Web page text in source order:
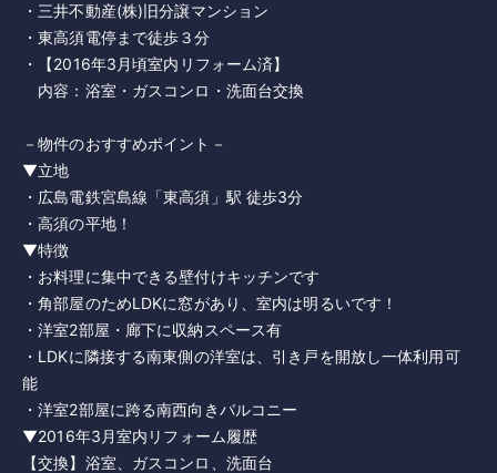
・三井不動産(株)旧分譲マンション
・東高須電停まで徒歩３分
・【2016年3月頃室内リフォーム済】
内容：浴室・ガスコンロ・洗面台交換
－物件のおすすめポイント－
▼立地
・広島電鉄宮島線「東高須」駅 徒歩3分
・高須の平地！
▼特徴
・お料理に集中できる壁付けキッチンです
・角部屋のためLDKに窓があり、室内は明るいです！
・洋室2部屋・廊下に収納スペース有
・LDKに隣接する南東側の洋室は、引き戸を開放し一体利用可
能
・洋室2部屋に跨る南西向きバルコニー
▼2016年3月室内リフォーム履歴
【交換】浴室、ガスコンロ、洗面台